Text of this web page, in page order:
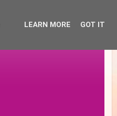
LEARN MORE GOT IT